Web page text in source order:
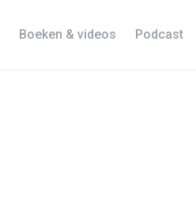
Boeken & videos Podcast